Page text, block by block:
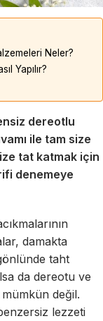
Neler?
Yapılır?
dereotlu
ile tam size
tat katmak için
denemeye
damakta
taht
da dereotu ve
değil.
lezzeti